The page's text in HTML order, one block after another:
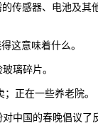
感器、电池及其
这意味着什么。
璃碎片。
正在一些养老院。
中国的春晚倡议了